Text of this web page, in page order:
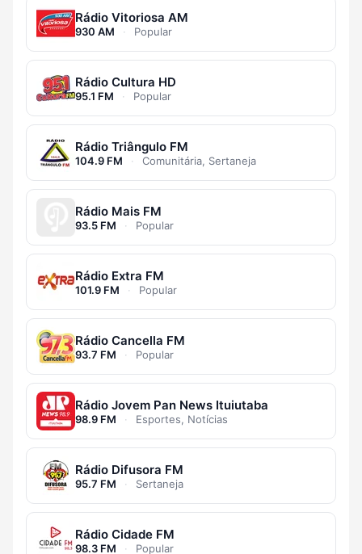
Rádio Vitoriosa AM
930 AM · Popular
Rádio Cultura HD
95.1 FM · Popular
Rádio Triângulo FM
104.9 FM · Comunitária, Sertaneja
Rádio Mais FM
93.5 FM · Popular
Rádio Extra FM
101.9 FM · Popular
Rádio Cancella FM
93.7 FM · Popular
Rádio Jovem Pan News Ituiutaba
98.9 FM · Esportes, Notícias
Rádio Difusora FM
95.7 FM · Sertaneja
Rádio Cidade FM
98.3 FM · Popular